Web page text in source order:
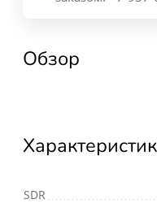
Обзор
SDR